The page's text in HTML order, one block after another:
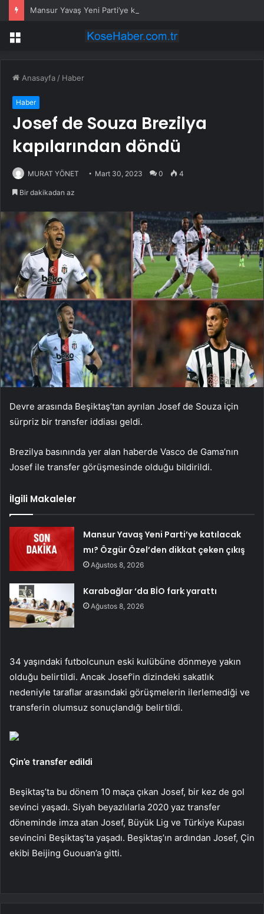
Menü
Anasayfa / Haber
Haber
Josef de Souza Brezilya
kapılarından döndü
MURAT YÖNET Mart 30, 2023 0 4
Bir dakikadan az
Devre arasında Beşiktaş’tan ayrılan Josef de Souza için
sürpriz bir transfer iddiası geldi.
Brezilya basınında yer alan haberde Vasco de Gama’nın
Josef ile transfer görüşmesinde olduğu bildirildi.
İlgili Makaleler
Mansur Yavaş Yeni Parti’ye katılacak
mı? Özgür Özel’den dikkat çeken çıkış
Ağustos 8, 2026
Karabağlar ‘da BİO fark yarattı
Ağustos 8, 2026
34 yaşındaki futbolcunun eski kulübüne dönmeye yakın
olduğu belirtildi. Ancak Josef’in dizindeki sakatlık
nedeniyle taraflar arasındaki görüşmelerin ilerlemediği ve
transferin olumsuz sonuçlandığı belirtildi.
Çin’e transfer edildi
Beşiktaş’ta bu dönem 10 maça çıkan Josef, bir kez de gol
sevinci yaşadı. Siyah beyazlılarla 2020 yaz transfer
döneminde imza atan Josef, Büyük Lig ve Türkiye Kupası
sevincini Beşiktaş’ta yaşadı. Beşiktaş’ın ardından Josef, Çin
ekibi Beijing Guouan’a gitti.